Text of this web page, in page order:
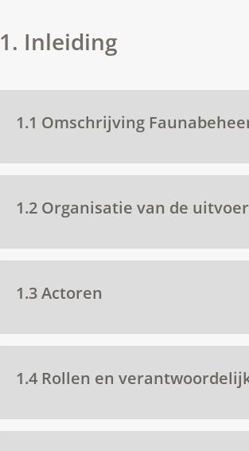
1. Inleiding
1.1 Omschrijving
1.2 Organisatie van de
1.3 Actoren
1.4 Rollen en